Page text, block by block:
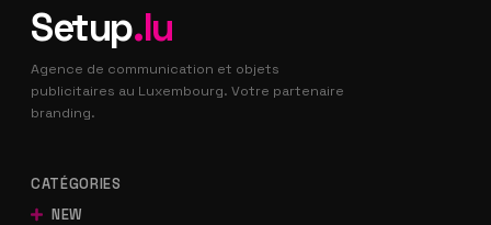
Setup.lu
Agence de communication et objets
publicitaires au Luxembourg. Votre partenaire
branding.
CATÉGORIES
NEW